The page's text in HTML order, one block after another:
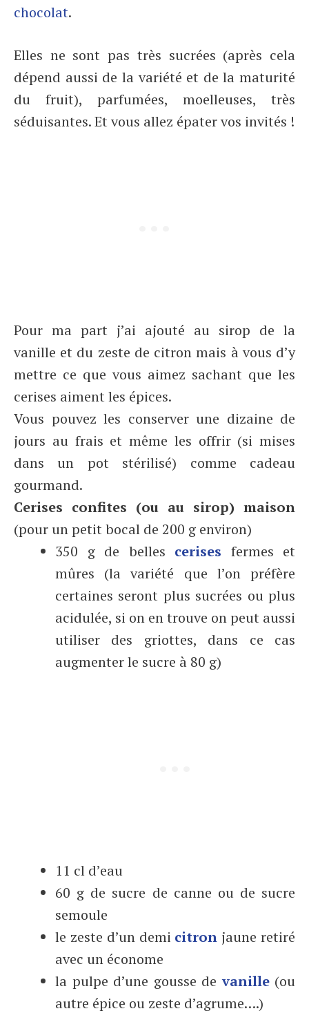
chocolat.
Elles ne sont pas très sucrées (après cela
dépend aussi de la variété et de la maturité
du fruit), parfumées, moelleuses, très
séduisantes. Et vous allez épater vos invités !
Pour ma part j’ai ajouté au sirop de la
vanille et du zeste de citron mais à vous d’y
mettre ce que vous aimez sachant que les
cerises aiment les épices.
Vous pouvez les conserver une dizaine de
jours au frais et même les offrir (si mises
dans un pot stérilisé) comme cadeau
gourmand.
Cerises confites (ou au sirop) maison
(pour un petit bocal de 200 g environ)
350 g de belles cerises fermes et
mûres (la variété que l’on préfère
certaines seront plus sucrées ou plus
acidulée, si on en trouve on peut aussi
utiliser des griottes, dans ce cas
augmenter le sucre à 80 g)
11 cl d’eau
60 g de sucre de canne ou de sucre
semoule
le zeste d’un demi citron jaune retiré
avec un économe
la pulpe d’une gousse devanille(ou
autre épice ou zeste d’agrume….)